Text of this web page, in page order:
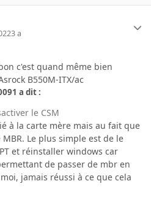
3 a
c'est quand même bien
B550M-ITX/ac
a dit :
le CSM
à la carte mère mais au fait que
Le plus simple est de le
et réinstaller windows car
de passer de mbr en
jamais réussi à ce que cela